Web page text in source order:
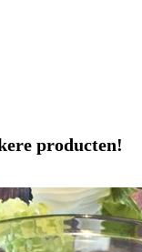
producten!